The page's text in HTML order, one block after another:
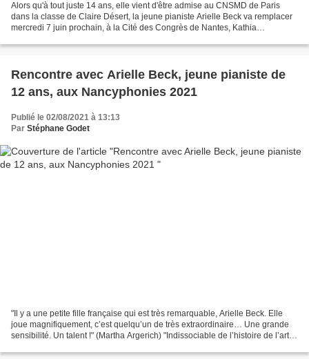
Alors qu'à tout juste 14 ans, elle vient d'être admise au CNSMD de Paris
dans la classe de Claire Désert, la jeune pianiste Arielle Beck va remplacer
mercredi 7 juin prochain, à la Cité des Congrès de Nantes, Kathia
Rencontre avec Arielle Beck, jeune pianiste de
12 ans, aux Nancyphonies 2021
Publié le 02/08/2021 à 13:13
Par Stéphane Godet
"Il y a une petite fille française qui est très remarquable, Arielle Beck. Elle
joue magnifiquement, c’est quelqu’un de très extraordinaire… Une grande
sensibilité. Un talent !" (Martha Argerich) "Indissociable de l’histoire de l’art,